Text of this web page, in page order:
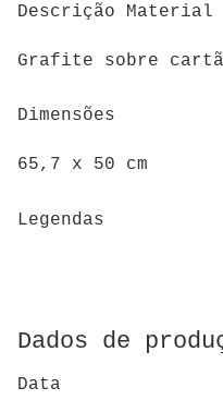
Descrição Material
Grafite sobre
Dimensões
65,7 x 50 cm
Legendas
Dados de
Data